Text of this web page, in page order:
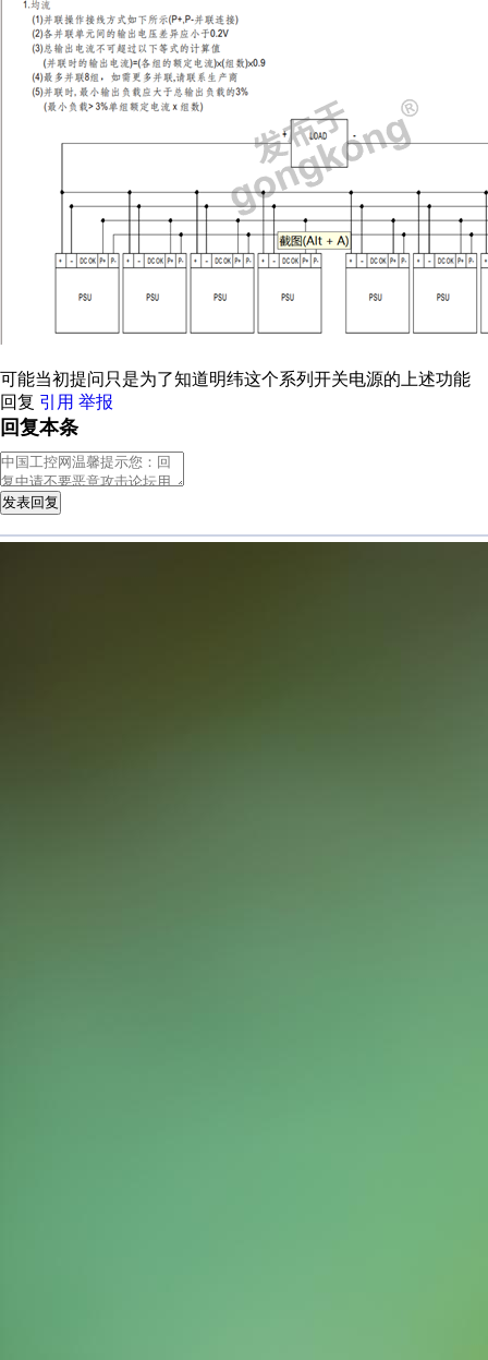
可能当初提问只是为了知道明纬这个系列开关电源的上述功能
回复 引用 举报
回复本条
发表回复